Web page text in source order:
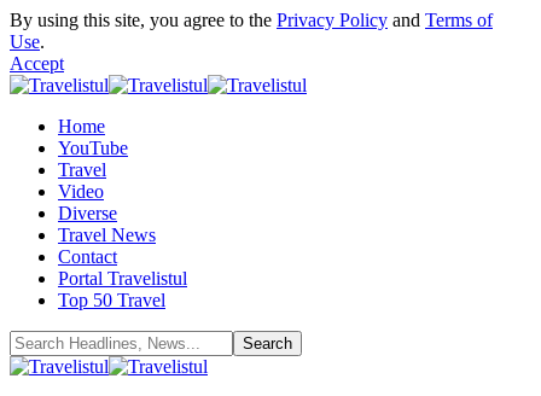
By using this site, you agree to the Privacy Policy and Terms of
Use.
Accept
Home
YouTube
Travel
Video
Diverse
Travel News
Contact
Portal Travelistul
Top 50 Travel